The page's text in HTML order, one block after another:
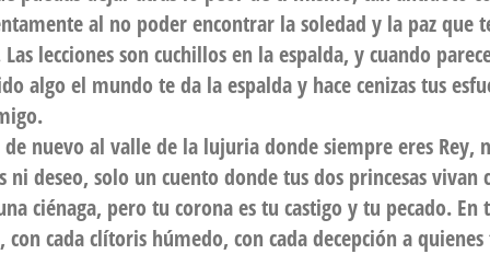
al no poder encontrar la soledad y la paz que
lecciones son cuchillos en la espalda, y cuando
algo el mundo te da la espalda y hace cenizas tus
de nuevo al valle de la lujuria donde siempre eres Rey,
ni deseo, solo un cuento donde tus dos princesas vivan
ciénaga, pero tu corona es tu castigo y tu pecado.
con cada clítoris húmedo, con cada decepción a